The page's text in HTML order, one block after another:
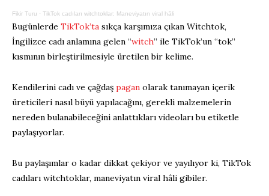
Fikir Turu · TikTok cadıları witchtoklar: Maneviyatın viral hâli
Bugünlerde TikTok’ta sıkça karşımıza çıkan Witchtok,
İngilizce cadı anlamına gelen “witch” ile TikTok’un “tok”
kısmının birleştirilmesiyle üretilen bir kelime.
Kendilerini cadı ve çağdaş pagan olarak tanımayan içerik
üreticileri nasıl büyü yapılacağını, gerekli malzemelerin
nereden bulanabileceğini anlattıkları videoları bu etiketle
paylaşıyorlar.
Bu paylaşımlar o kadar dikkat çekiyor ve yayılıyor ki, TikTok
cadıları witchtoklar, maneviyatın viral hâli gibiler.